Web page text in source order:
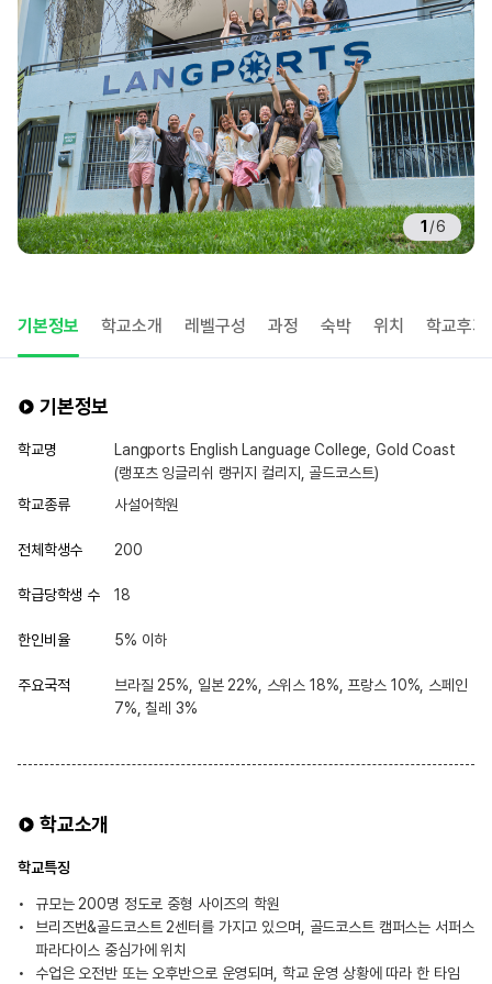
1 /6
기본정보 학교소개 레벨구성 과정 숙박 위치 학교후기
기본정보
학교명
Langports English Language College, Gold Coast
(랭포츠 잉글리쉬 랭귀지 컬리지, 골드코스트)
학교종류
사설어학원
전체학생수 200
학급당학생 수 18
한인비율 5% 이하
주요국적
브라질 25%, 일본 22%, 스위스 18%, 프랑스 10%, 스페인
7%, 칠레 3%
학교소개
학교특징
규모는 200명 정도로 중형 사이즈의 학원
브리즈번&골드코스트 2센터를 가지고 있으며, 골드코스트 캠퍼스는 서퍼스
파라다이스 중심가에 위치
수업은 오전반 또는 오후반으로 운영되며, 학교 운영 상황에 따라 한 타임